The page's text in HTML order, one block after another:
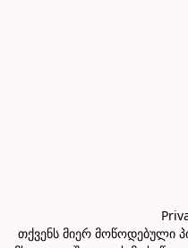
თქვენს მიერ მოწოდებული